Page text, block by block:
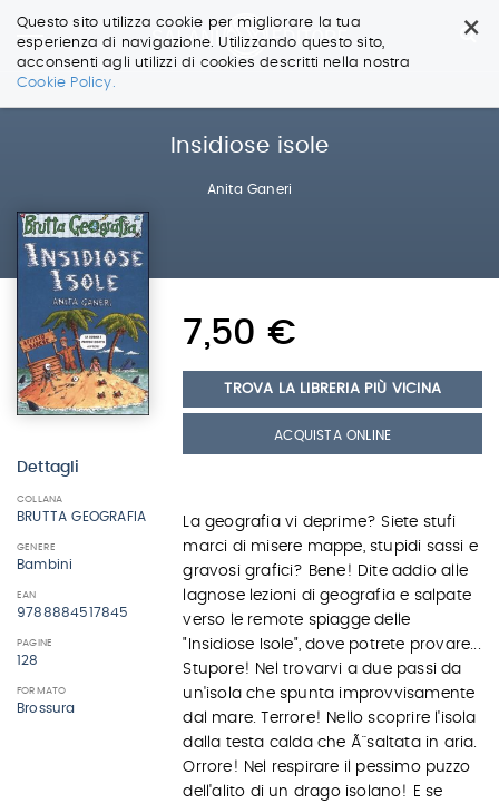
×
Questo sito utilizza cookie per migliorare la tua
esperienza di navigazione. Utilizzando questo sito,
acconsenti agli utilizzi di cookies descritti nella nostra
Cookie Policy.
Salta
Insidiose isole
Anita Ganeri
Dettagli
COLLANA
BRUTTA GEOGRAFIA
GENERE
Bambini
EAN
9788884517845
PAGINE
128
FORMATO
Brossura
7,50 €
TROVA LA LIBRERIA PIÙ VICINA
ACQUISTA ONLINE
La geografia vi deprime? Siete stufi
marci di misere mappe, stupidi sassi e
gravosi grafici? Bene! Dite addio alle
lagnose lezioni di geografia e salpate
verso le remote spiagge delle
"Insidiose Isole", dove potrete provare...
Stupore! Nel trovarvi a due passi da
un'isola che spunta improvvisamente
dal mare. Terrore! Nello scoprire l'isola
dalla testa calda che Ã¨ saltata in aria.
Orrore! Nel respirare il pessimo puzzo
dell'alito di un drago isolano! E se